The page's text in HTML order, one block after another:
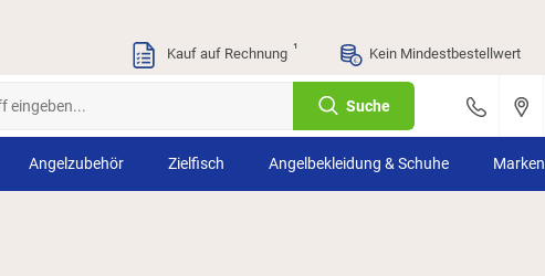
Kauf auf Rechnung ¹ Kein Mindestbestellwert
Suche
Angelzubehör Zielfisch Angelbekleidung & Schuhe Marken